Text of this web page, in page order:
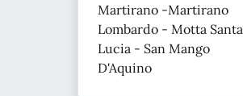
Martirano -Martirano
Lombardo - Motta Santa
Lucia - San Mango
D'Aquino